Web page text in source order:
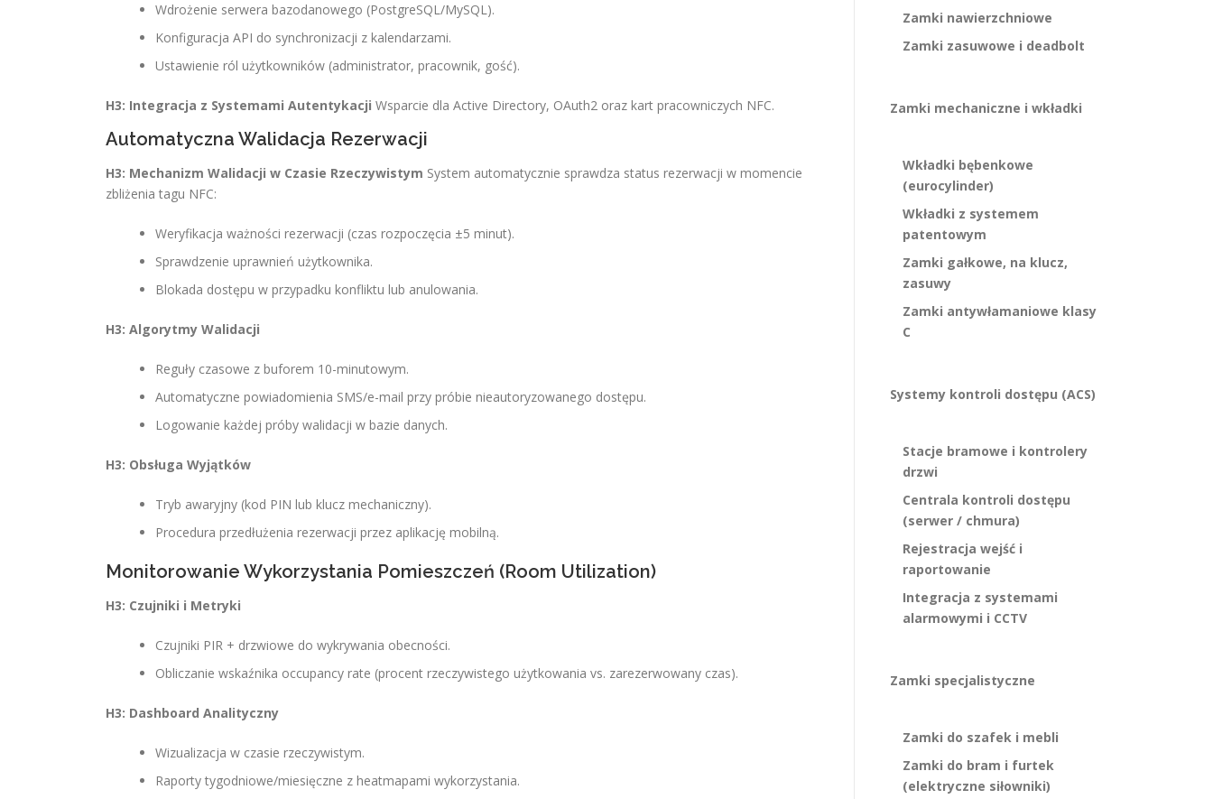
Wdrożenie serwera bazodanowego (PostgreSQL/MySQL).
Konfiguracja API do synchronizacji z kalendarzami.
Ustawienie ról użytkowników (administrator, pracownik, gość).
H3: Integracja z Systemami Autentykacji Wsparcie dla Active Directory, OAuth2 oraz kart pracowniczych NFC.
Automatyczna Walidacja Rezerwacji
H3: Mechanizm Walidacji w Czasie Rzeczywistym System automatycznie sprawdza status rezerwacji w momencie
zbliżenia tagu NFC:
Weryfikacja ważności rezerwacji (czas rozpoczęcia ±5 minut).
Sprawdzenie uprawnień użytkownika.
Blokada dostępu w przypadku konfliktu lub anulowania.
H3: Algorytmy Walidacji
Reguły czasowe z buforem 10-minutowym.
Automatyczne powiadomienia SMS/e-mail przy próbie nieautoryzowanego dostępu.
Logowanie każdej próby walidacji w bazie danych.
H3: Obsługa Wyjątków
Tryb awaryjny (kod PIN lub klucz mechaniczny).
Procedura przedłużenia rezerwacji przez aplikację mobilną.
Monitorowanie Wykorzystania Pomieszczeń (Room Utilization)
H3: Czujniki i Metryki
Czujniki PIR + drzwiowe do wykrywania obecności.
Obliczanie wskaźnika occupancy rate (procent rzeczywistego użytkowania vs. zarezerwowany czas).
H3: Dashboard Analityczny
Wizualizacja w czasie rzeczywistym.
Raporty tygodniowe/miesięczne z heatmapami wykorzystania.
Zamki nawierzchniowe
Zamki zasuwowe i deadbolt
Zamki mechaniczne i wkładki
Wkładki bębenkowe
(eurocylinder)
Wkładki z systemem
patentowym
Zamki gałkowe, na klucz,
zasuwy
Zamki antywłamaniowe klasy
C
Systemy kontroli dostępu (ACS)
Stacje bramowe i kontrolery
drzwi
Centrala kontroli dostępu
(serwer / chmura)
Rejestracja wejść i
raportowanie
Integracja z systemami
alarmowymi i CCTV
Zamki specjalistyczne
Zamki do szafek i mebli
Zamki do bram i furtek
(elektryczne siłowniki)